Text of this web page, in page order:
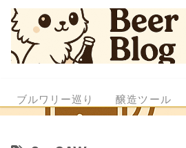
ブルワリー巡り 醸造ツール